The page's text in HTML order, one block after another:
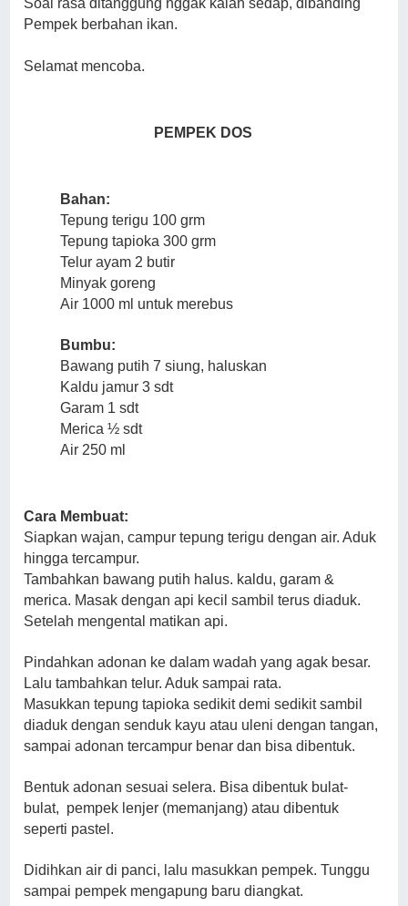
Soal rasa ditanggung nggak kalah sedap, dibanding
Pempek berbahan ikan.
Selamat mencoba.
PEMPEK DOS
Bahan:
Tepung terigu 100 grm
Tepung tapioka 300 grm
Telur ayam 2 butir
Minyak goreng
Air 1000 ml untuk merebus
Bumbu:
Bawang putih 7 siung, haluskan
Kaldu jamur 3 sdt
Garam 1 sdt
Merica ½ sdt
Air 250 ml
Cara Membuat:
Siapkan wajan, campur tepung terigu dengan air. Aduk
hingga tercampur.
Tambahkan bawang putih halus. kaldu, garam &
merica. Masak dengan api kecil sambil terus diaduk.
Setelah mengental matikan api.
Pindahkan adonan ke dalam wadah yang agak besar.
Lalu tambahkan telur. Aduk sampai rata.
Masukkan tepung tapioka sedikit demi sedikit sambil
diaduk dengan senduk kayu atau uleni dengan tangan,
sampai adonan tercampur benar dan bisa dibentuk.
Bentuk adonan sesuai selera. Bisa dibentuk bulat-
bulat, pempek lenjer (memanjang) atau dibentuk
seperti pastel.
Didihkan air di panci, lalu masukkan pempek. Tunggu
sampai pempek mengapung baru diangkat.